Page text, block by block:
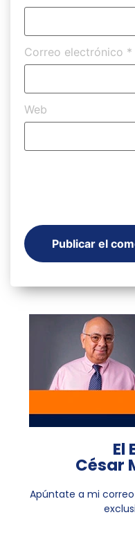
Correo electrónico *
Web
El
César
Apúntate a mi